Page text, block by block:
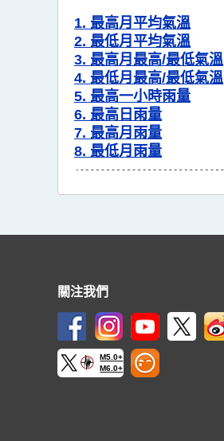
1. 最高月平均氣溫
2. 最低月平均氣溫
3. 最高月最高/最低氣溫
4. 最低月最高/最低氣溫
5. 最高一小時雨量
6. 最高日雨量
7. 最高月雨量
8. 最低月雨量
關注我們
M5.0+
M6.0+